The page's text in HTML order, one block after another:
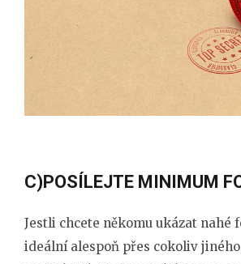
C)POSÍLEJTE MINIMUM
Jestli chcete někomu ukázat nahé
ideální alespoň přes cokoliv